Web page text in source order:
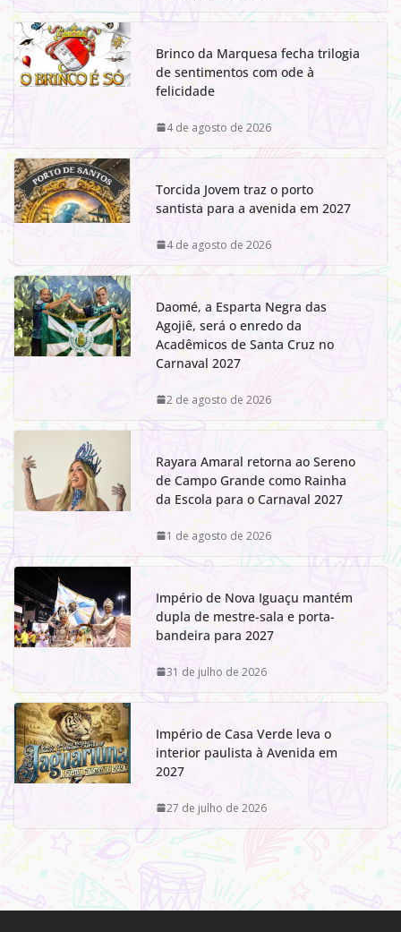
Brinco da Marquesa fecha trilogia
de sentimentos com ode à
felicidade
4 de agosto de 2026
Torcida Jovem traz o porto
santista para a avenida em 2027
4 de agosto de 2026
Daomé, a Esparta Negra das
Agojiê, será o enredo da
Acadêmicos de Santa Cruz no
Carnaval 2027
2 de agosto de 2026
Rayara Amaral retorna ao Sereno
de Campo Grande como Rainha
da Escola para o Carnaval 2027
1 de agosto de 2026
Império de Nova Iguaçu mantém
dupla de mestre-sala e porta-
bandeira para 2027
31 de julho de 2026
Império de Casa Verde leva o
interior paulista à Avenida em
2027
27 de julho de 2026